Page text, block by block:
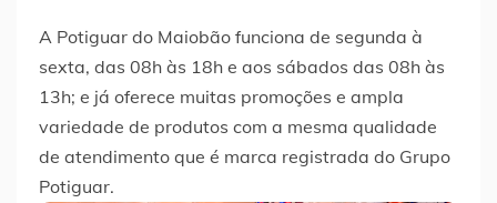
A Potiguar do Maiobão funciona de segunda à
sexta, das 08h às 18h e aos sábados das 08h às
13h; e já oferece muitas promoções e ampla
variedade de produtos com a mesma qualidade
de atendimento que é marca registrada do Grupo
Potiguar.